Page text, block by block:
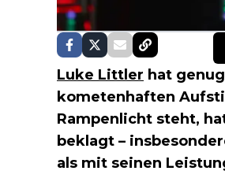
Luke Littler hat
kometenhaften
Rampenlicht steht,
beklagt –
als mit seinen